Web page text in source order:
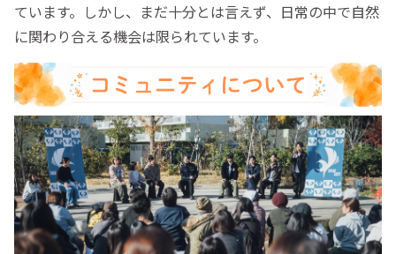
ています。しかし、まだ十分とは言えず、日常の中で自然
に関わり合える機会は限られています。